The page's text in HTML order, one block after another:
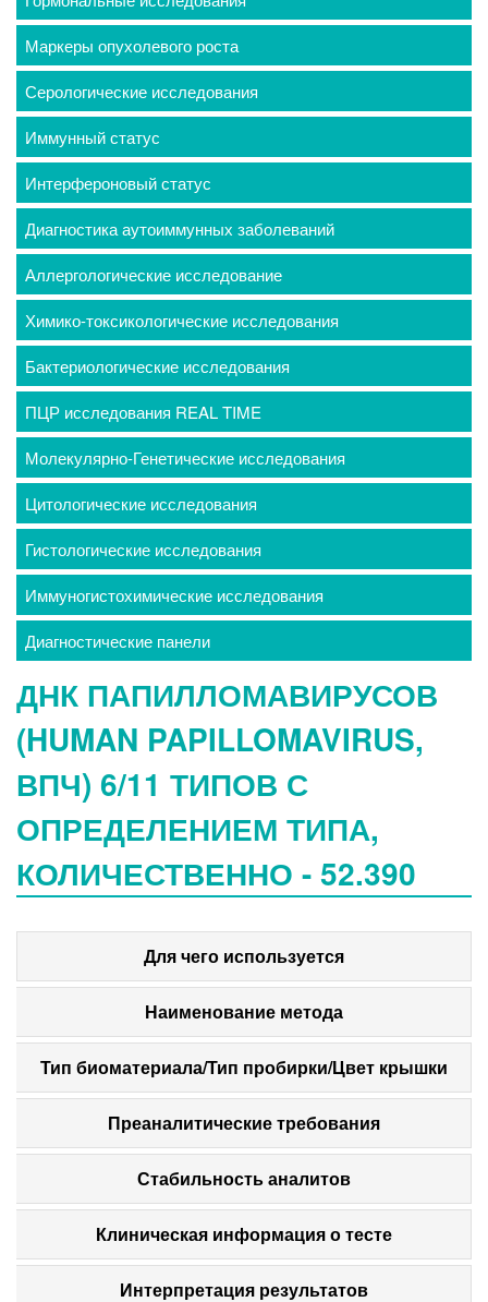
Маркеры опухолевого роста
Серологические исследования
Иммунный статус
Интерфероновый статус
Диагностика аутоиммунных заболеваний
Аллергологические исследование
Химико-токсикологические исследования
Бактериологические исследования
ПЦР исследования REAL TIME
Молекулярно-Генетические исследования
Цитологические исследования
Гистологические исследования
Иммуногистохимические исследования
Диагностические панели
ДНК ПАПИЛЛОМАВИРУСОВ
(HUMAN PAPILLOMAVIRUS,
ВПЧ) 6/11 ТИПОВ С
ОПРЕДЕЛЕНИЕМ ТИПА,
КОЛИЧЕСТВЕННО - 52.390
Для чего используется
Наименование метода
Тип биоматериала/Тип пробирки/Цвет крышки
Преаналитические требования
Стабильность аналитов
Клиническая информация о тесте
Интерпретация результатов